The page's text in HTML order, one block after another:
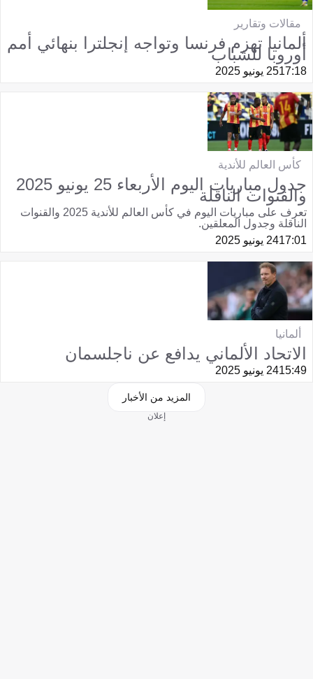
مقالات وتقارير
ألمانيا تهزم فرنسا وتواجه إنجلترا بنهائي أمم
أوروبا للشباب
17:1825 يونيو 2025
كأس العالم للأندية
جدول مباريات اليوم الأربعاء 25 يونيو 2025
والقنوات الناقلة
تعرف على مباريات اليوم في كأس العالم للأندية 2025 والقنوات
الناقلة وجدول المعلقين.
17:0124 يونيو 2025
ألمانيا
الاتحاد الألماني يدافع عن ناجلسمان
15:4924 يونيو 2025
المزيد من الأخبار
إعلان